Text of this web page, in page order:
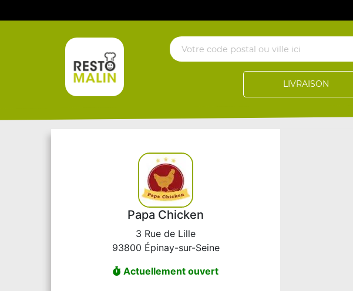
LIVRAISON
Papa Chicken
3 Rue de Lille
93800 Épinay-sur-Seine
Actuellement ouvert